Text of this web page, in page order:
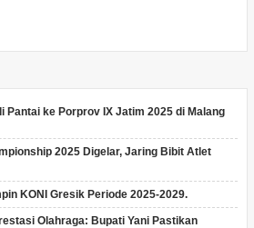
Pantai ke Porprov IX Jatim 2025 di Malang
2025 Digelar, Jaring Bibit Atlet
KONI Gresik Periode 2025-2029.
Olahraga: Bupati Yani Pastikan